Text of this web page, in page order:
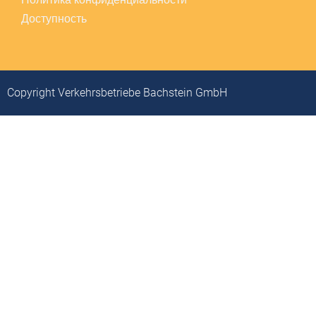
Доступность
Copyright Verkehrsbetriebe Bachstein GmbH